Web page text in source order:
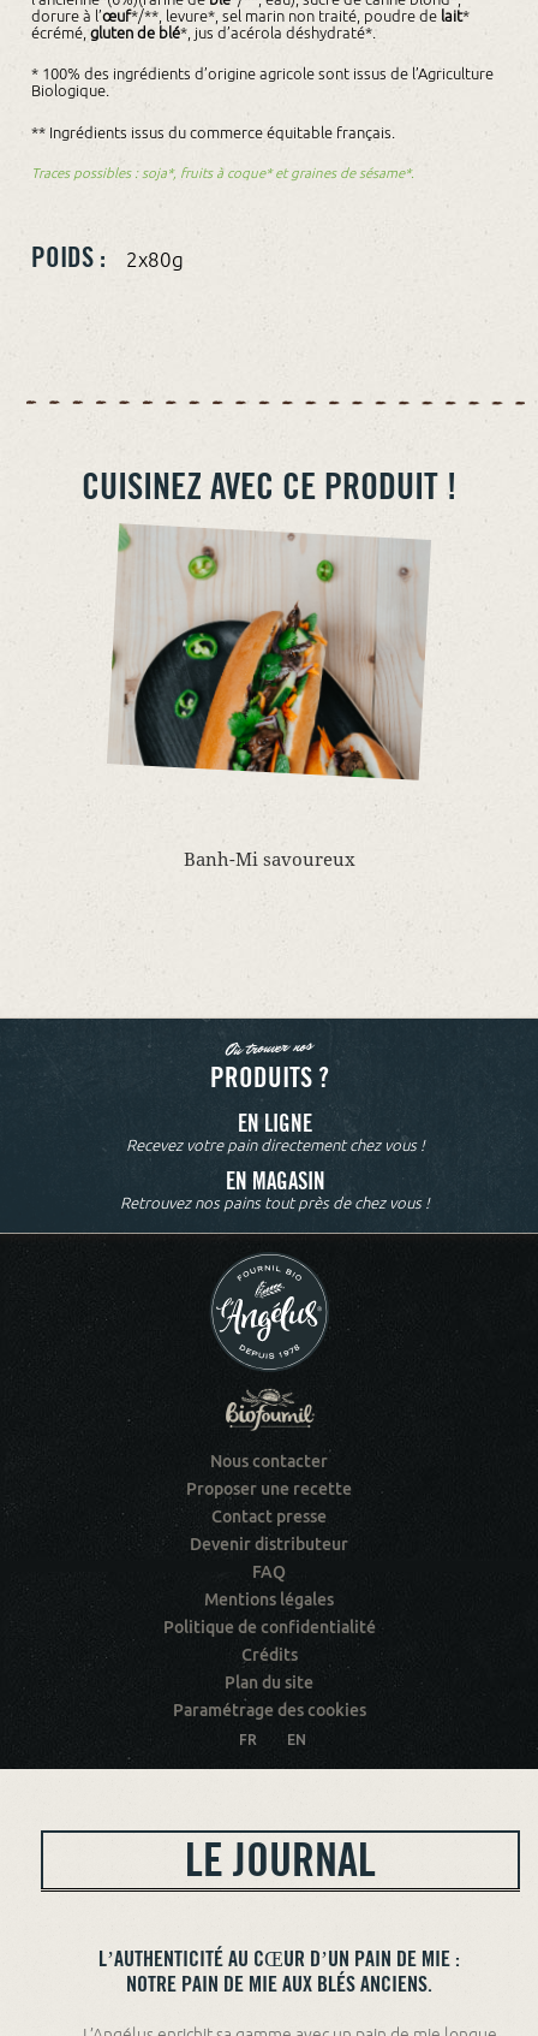
dorure à l’œuf*/**, levure*, sel marin non traité, poudre de lait*
écrémé,gluten de blé*, jus d’acérola déshydraté*.
* 100% des ingrédients d’origine agricole sont issus de l’Agriculture
Biologique.
** Ingrédients issus du commerce équitable français.
Traces possibles : soja*, fruits à coque* et graines de sésame*.
POIDS : 2x80g
CUISINEZ AVEC CE PRODUIT !
Banh-Mi savoureux
Où trouver nos
PRODUITS ?
EN LIGNE
Recevez votre pain directement chez vous !
EN MAGASIN
Retrouvez nos pains tout près de chez vous !
Nous contacter
Proposer une recette
Contact presse
Devenir distributeur
FAQ
Mentions légales
Politique de confidentialité
Crédits
Plan du site
Paramétrage des cookies
FR EN
LE JOURNAL
L’AUTHENTICITÉ AU CŒUR D’UN PAIN DE MIE :
NOTRE PAIN DE MIE AUX BLÉS ANCIENS.